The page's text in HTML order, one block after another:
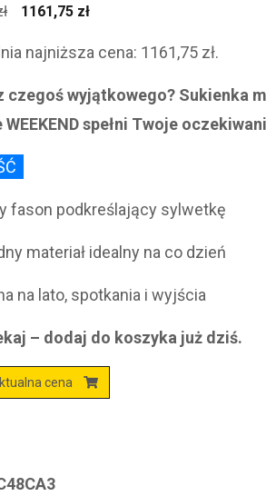
Pierwotna
wynosiła:
1549,00 zł.
1161,75 złAktualna
wynosi:
1161,75 zł.
najniższa cena: 1161,75 zł.
czegoś wyjątkowego? Sukienka
WEEKEND spełni Twoje
fason podkreślający sylwetkę
materiał idealny na co dzień
na lato, spotkania i wyjścia
– dodaj do koszyka już dziś.
cena